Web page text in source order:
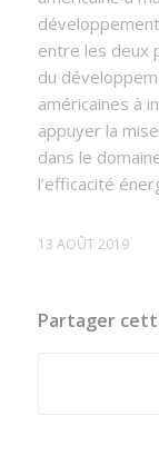
entre les deux
du
américaines à
appuyer la
dans le
l’efficacité
13 AOÛT 2019
Partager